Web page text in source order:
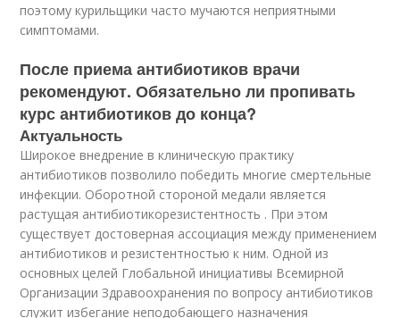
поэтому курильщики часто мучаются неприятными
симптомами.
После приема антибиотиков врачи
рекомендуют. Обязательно ли пропивать
курс антибиотиков до конца?
Актуальность
Широкое внедрение в клиническую практику
антибиотиков позволило победить многие смертельные
инфекции. Оборотной стороной медали является
растущая антибиотикорезистентность . При этом
существует достоверная ассоциация между применением
антибиотиков и резистентностью к ним. Одной из
основных целей Глобальной инициативы Всемирной
Организации Здравоохранения по вопросу антибиотиков
служит избегание неподобающего назначения